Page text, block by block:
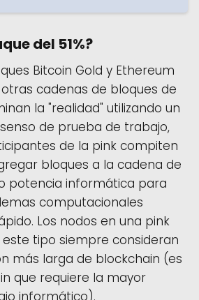
del 51%?
Bitcoin Gold y Ethereum
cadenas de bloques de
la "realidad" utilizando un
de prueba de trabajo,
de la pink compiten
bloques a la cadena de
potencia informática para
computacionales
Los nodos en una pink
tipo siempre consideran
más larga de blockchain (es
que requiere la mayor